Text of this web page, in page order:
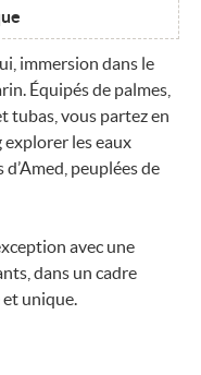
immersion dans le
Équipés de palmes,
tubas, vous partez en
les eaux
peuplées de
avec une
dans un cadre
et unique.